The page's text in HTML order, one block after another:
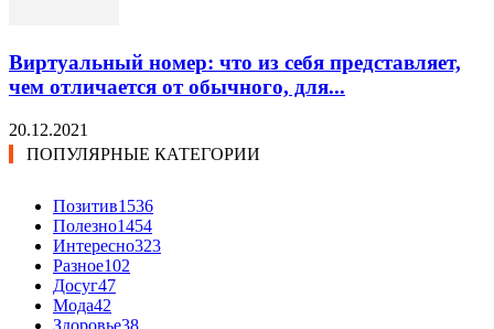
Виртуальный номер: что из себя представляет,
чем отличается от обычного, для...
20.12.2021
ПОПУЛЯРНЫЕ КАТЕГОРИИ
Позитив1536
Полезно1454
Интересно323
Разное102
Досуг47
Мода42
Здоровье38